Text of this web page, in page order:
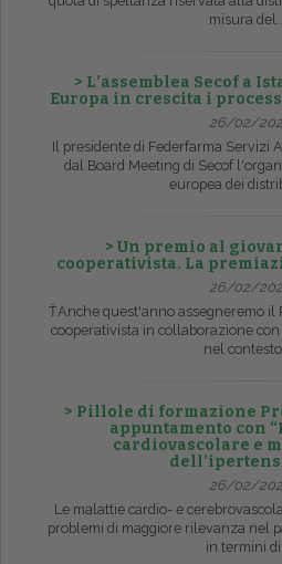
misura
> L’assemblea Secof a
Europa in crescita i
26/02/
Il presidente di Federfarma Servizi
dal Board Meeting di Secof
europea dei
> Un premio al
cooperativista. La
26/02/
ŤAnche quest'anno assegneremo il
cooperativista in collaborazione
nel
> Pillole di formazione
appuntamento con
cardiovascolare e
26/02/
Le malattie cardio- e
problemi di maggiore rilevanza nel
in termini